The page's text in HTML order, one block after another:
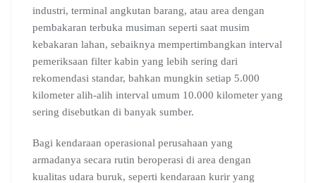
industri, terminal angkutan barang, atau area dengan
pembakaran terbuka musiman seperti saat musim
kebakaran lahan, sebaiknya mempertimbangkan interval
pemeriksaan filter kabin yang lebih sering dari
rekomendasi standar, bahkan mungkin setiap 5.000
kilometer alih-alih interval umum 10.000 kilometer yang
sering disebutkan di banyak sumber.
Bagi kendaraan operasional perusahaan yang
armadanya secara rutin beroperasi di area dengan
kualitas udara buruk, seperti kendaraan kurir yang